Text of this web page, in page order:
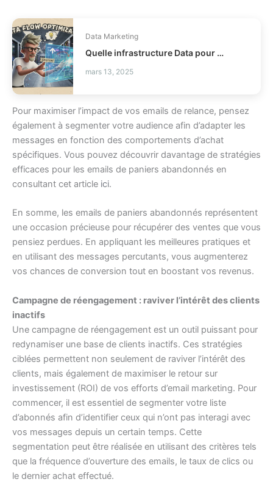
Data Marketing
Quelle infrastructure Data pour réussir vos projets IA ?
mars 13, 2025
Pour maximiser l’impact de vos emails de relance, pensez
également à segmenter votre audience afin d’adapter les
messages en fonction des comportements d’achat
spécifiques. Vous pouvez découvrir davantage de stratégies
efficaces pour les emails de paniers abandonnés en
consultant cet article ici.
En somme, les emails de paniers abandonnés représentent
une occasion précieuse pour récupérer des ventes que vous
pensiez perdues. En appliquant les meilleures pratiques et
en utilisant des messages percutants, vous augmenterez
vos chances de conversion tout en boostant vos revenus.
Campagne de réengagement : raviver l’intérêt des clients
inactifs
Une campagne de réengagement est un outil puissant pour
redynamiser une base de clients inactifs. Ces stratégies
ciblées permettent non seulement de raviver l’intérêt des
clients, mais également de maximiser le retour sur
investissement (ROI) de vos efforts d’email marketing. Pour
commencer, il est essentiel de segmenter votre liste
d’abonnés afin d’identifier ceux qui n’ont pas interagi avec
vos messages depuis un certain temps. Cette
segmentation peut être réalisée en utilisant des critères tels
que la fréquence d’ouverture des emails, le taux de clics ou
le dernier achat effectué.